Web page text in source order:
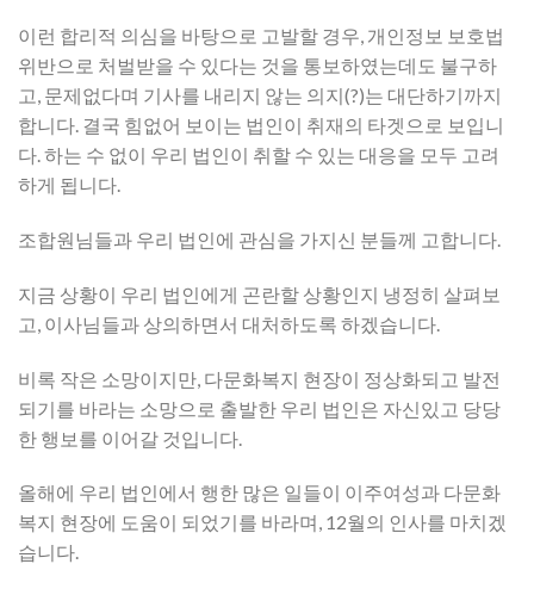
이런 합리적 의심을 바탕으로 고발할 경우, 개인정보 보호법
위반으로 처벌받을 수 있다는 것을 통보하였는데도 불구하
고, 문제없다며 기사를 내리지 않는 의지(?)는 대단하기까지
합니다. 결국 힘없어 보이는 법인이 취재의 타겟으로 보입니
다. 하는 수 없이 우리 법인이 취할 수 있는 대응을 모두 고려
하게 됩니다.
조합원님들과 우리 법인에 관심을 가지신 분들께 고합니다.
지금 상황이 우리 법인에게 곤란할 상황인지 냉정히 살펴보
고, 이사님들과 상의하면서 대처하도록 하겠습니다.
비록 작은 소망이지만, 다문화복지 현장이 정상화되고 발전
되기를 바라는 소망으로 출발한 우리 법인은 자신있고 당당
한 행보를 이어갈 것입니다.
올해에 우리 법인에서 행한 많은 일들이 이주여성과 다문화
복지 현장에 도움이 되었기를 바라며, 12월의 인사를 마치겠
습니다.